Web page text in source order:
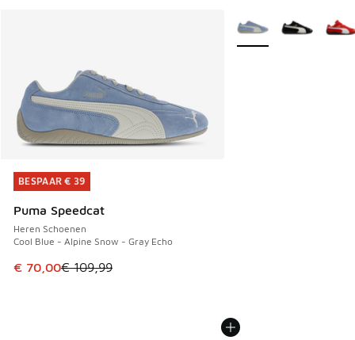
BESPAAR € 39
Puma Speedcat
Heren Schoenen
Cool Blue - Alpine Snow - Gray Echo
Dit artikel is in de uitverkoop. Dit artikel is in de
€ 70,00€ 109,99
BESPAAR € 39
Meer kleuren